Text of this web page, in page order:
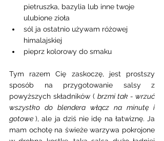
pietruszka, bazylia lub inne twoje
ulubione zioła
sól ja ostatnio używam różowej
himalajskiej
pieprz kolorowy do smaku
Tym razem Cię zaskoczę, jest prostszy
sposób na przygotowanie salsy z
powyższych składników ( brzmi tak - wrzuć
wszystko do blendera włącz na minutę i
gotowe ), ale ja dziś nie idę na łatwiznę. Ja
mam ochotę na świeże warzywa pokrojone